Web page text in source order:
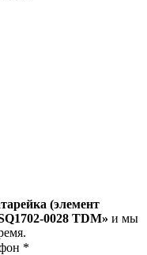
(элемент
0028 TDM» и мы
*